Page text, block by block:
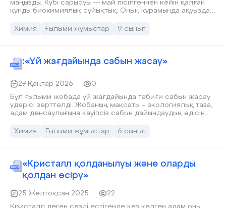
маңызды. Күбі сарысуы — май пісілгеннен кейін қалған
құнды биохимиялық сұйықтық. Оның құрамында ақуыздар,
Бірақ ауылдық жерлерде кең қолданылса да, оның
сарысуының құрамын күрделі аспаптарсыз, мектеп
жағдайында зерттеу мүмкін бе? Мақсаты: Қарапайым
пайдаланып, күбі сарысуының негізгі құрамын анықтау.
спектрометрмен жарық жұтуын өлшеу;
электрофорезбен ақуыздардың қозғалуын бақылау;
Химия Ғылыми жұмыстар 9 сынып
:«Үй жағдайында сабын жасау»
27 Қаңтар 2026
0
Бұл ғылыми жобада үй жағдайында табиғи сабын жасау
үдерісі зерттелді. Жобаның мақсаты – экологиялық таза,
адам денсаулығына қауіпсіз сабын дайындаудың әдісін
Жұмыс барысында өсімдік майы, натрий гидроксиді және
қолдануға жарамдылық мерзімі зерттелді. Жоба
экологиялық сауаттылықты арттыруға және тұрмыста
қолданылатын химиялық заттардың табиғи баламасын
Химия Ғылыми жұмыстар 6 сынып
«Кристалл қолданылуы және оларды
қолдан өсіру»
25 Желтоқсан 2025
22
Кристалл деген сөзді естігенде кез келген адам оны